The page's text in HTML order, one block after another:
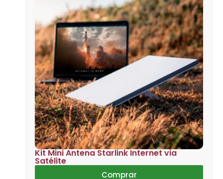
Kit Mini Antena Starlink Internet via
Satélite
Comprar